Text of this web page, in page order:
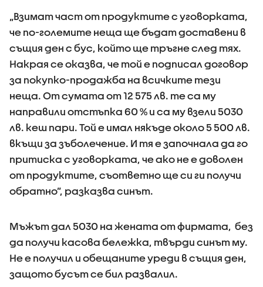
„Взимат част от продуктите с уговорката,
че по-големите неща ще бъдат доставени в
същия ден с бус, който ще тръгне след тях.
Накрая се оказва, че той е подписал договор
за покупко-продажба на всичките тези
неща. От сумата от 12 575 лв. те са му
направили отстъпка 60 % и са му взели 5030
лв. кеш пари. Той е имал някъде около 5 500 лв.
вкъщи за зъболечение. И тя е започнала да го
притиска с уговорката, че ако не е доволен
от продуктите, съответно ще си ги получи
обратно”, разказва синът.
Мъжът дал 5030 на жената от фирмата, без
да получи касова бележка, твърди синът му.
Не е получил и обещаните уреди в същия ден,
защото бусът се бил развалил.